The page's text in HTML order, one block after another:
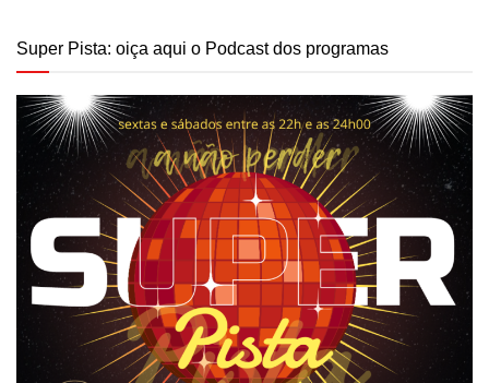
Super Pista: oiça aqui o Podcast dos programas